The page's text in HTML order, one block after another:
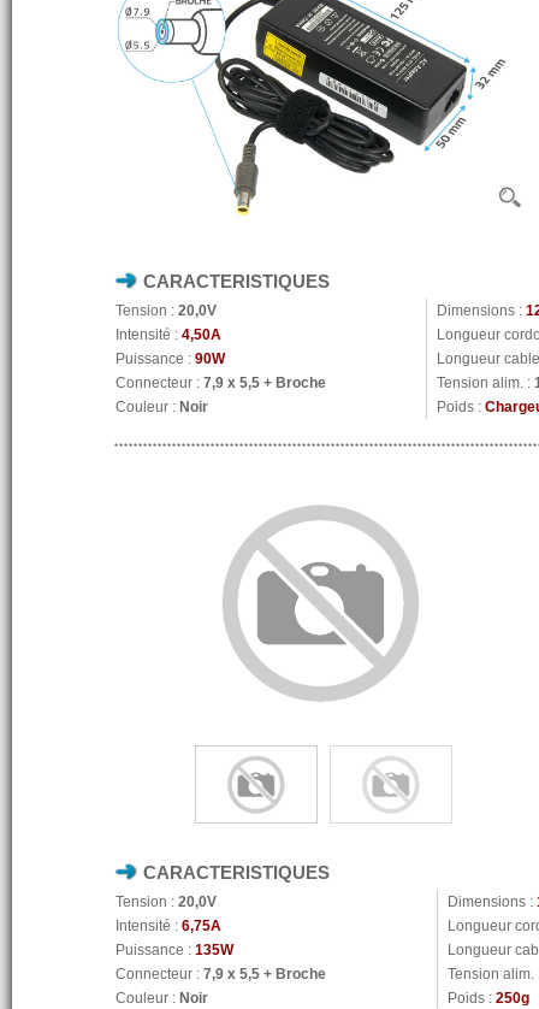
CARACTERISTIQUES
Tension : 20,0V Dimensions :
Intensité : 4,50A
Longueur
Puissance : 90W
Longueur
Connecteur : 7,9 x 5,5 + Broche Tension alim. :
Couleur : Noir Poids :
CARACTERISTIQUES
Tension : 20,0V Dimensions :
Intensité : 6,75A
Longueur
Puissance : 135W
Longueur
Connecteur : 7,9 x 5,5 + Broche
Tension
Couleur : Noir Poids : 250g